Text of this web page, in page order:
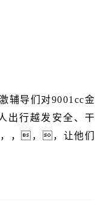
辅导们对9001cc金
行越发安全、干
，，，，让他们